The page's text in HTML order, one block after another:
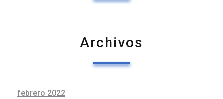
Archivos
febrero 2022